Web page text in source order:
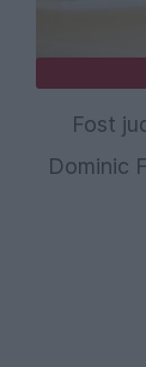
Fost
Dominic